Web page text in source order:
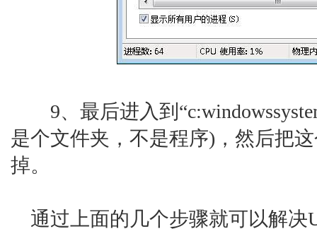
9、最后进入到
是个文件夹，不是程序)，然后把
掉。
通过上面的几个步骤就可以解决